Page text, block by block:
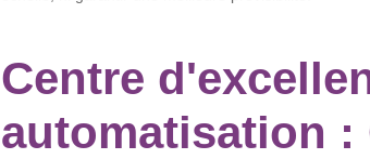
Centre
automatisation :